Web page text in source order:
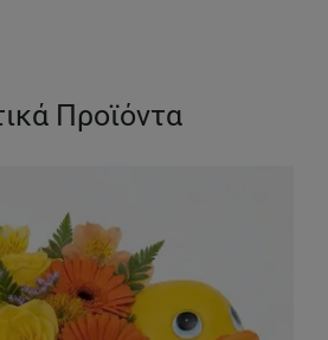
Προϊόντα